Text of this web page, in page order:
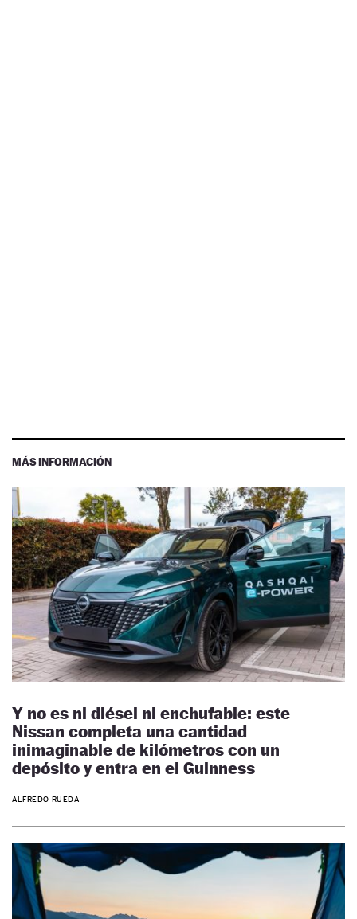
MÁS INFORMACIÓN
Y no es ni diésel ni enchufable: este
Nissan completa una cantidad
inimaginable de kilómetros con un
depósito y entra en el Guinness
ALFREDO RUEDA